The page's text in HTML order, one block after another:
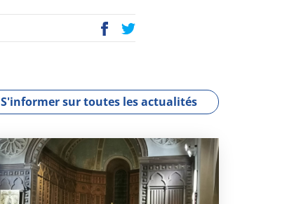
ac
k
wi
S'informer sur toutes les actualités